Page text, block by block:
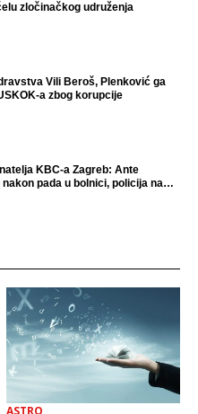
zločinačkog udruženja
Vili Beroš, Plenković ga
a zbog korupcije
KBC-a Zagreb: Ante
pada u bolnici, policija na